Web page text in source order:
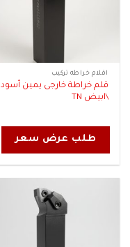
اقلام خراطه تركيب
قلم خراطة خارجى يمين أسود
\ابيض TN
طلب عرض سعر